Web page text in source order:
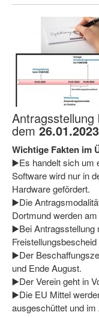
Integration
NRW bewegt
Bewegt zu
Bewegt ÄLTER
Bewegt
Aktionen zu
SSB-Sport
Gymnastik und
Koronarsport
Seniorensport
Reha-
dem 26.01.2023
Wichtige Fakten im
▶️Es handelt sich um
Software wird nur in
Hardware gefördert.
▶️Die
Dortmund werden
▶️Bei Antragsstellung
▶️Der
und Ende August.
▶️Der Verein geht in
▶️Die EU Mittel
ausgeschüttet und